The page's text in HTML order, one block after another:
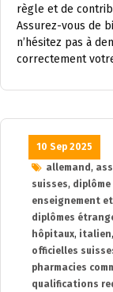
règle et de
Assurez-vous de
n’hésitez pas à
correctement
10 Sep 2025
allemand,
suisses, diplôme
enseignement
diplômes
hôpitaux, italien,
officielles
pharmacies
qualifications